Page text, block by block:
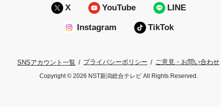
X YouTube LINE
Instagram TikTok
SNSアカウント一覧 プライバシーポリシー ご意見・お問い合わせ
Copyright © 2026 NST新潟総合テレビ All Rights Reserved.